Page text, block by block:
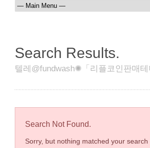
Search Results.
텔레@fundwash✺「리플코인판매
Search Not Found.
Sorry, but nothing matched your search